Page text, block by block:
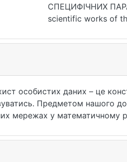
СПЕЦИФІЧНИХ
scientific works of the
особистих даних – це
Предметом нашого
мережах у математичному
даних в соціальних
персональних